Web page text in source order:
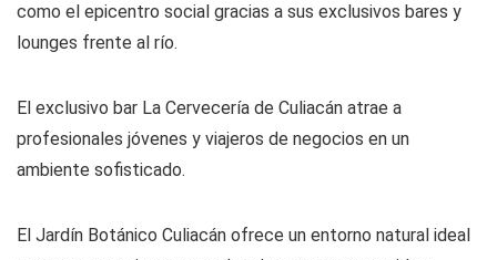
como el epicentro social gracias a sus exclusivos bares y
lounges frente al río.
El exclusivo bar La Cervecería de Culiacán atrae a
profesionales jóvenes y viajeros de negocios en un
ambiente sofisticado.
El Jardín Botánico Culiacán ofrece un entorno natural ideal